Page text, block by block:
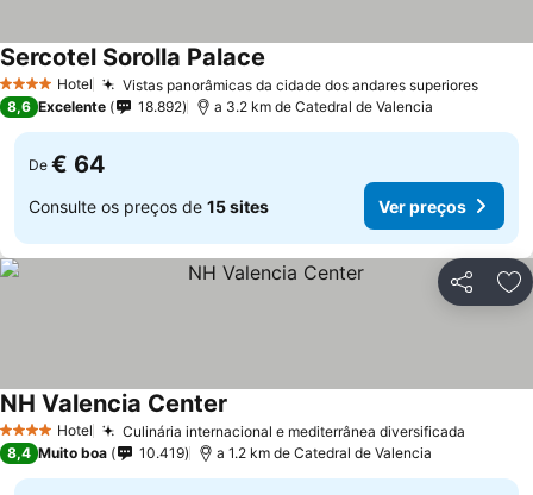
4 EstrelasHotel Vistas panorâmicas da cidade dos andares superiores
Sercotel Sorolla Palace
8,6 Excelente 18.892 a 3.2 km de Catedral de Valencia
De € 64
Consulte os preços de 15 sites Ver preços
Partilhar
4 EstrelasHotel Culinária internacional e mediterrânea diversificada
NH Valencia Center
8,4 Muito boa 10.419 a 1.2 km de Catedral de Valencia